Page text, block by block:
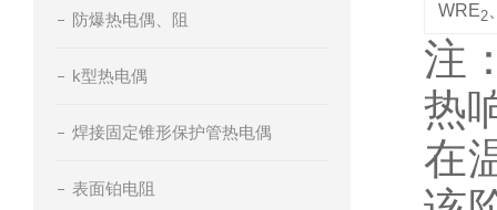
防爆热电偶、阻
k型热电偶
焊接固定锥形保护管热电偶
表面铂电阻
WRE2
注
热
在